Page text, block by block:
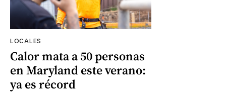
LOCALES
Calor mata a 50 personas
en Maryland este verano:
ya es récord